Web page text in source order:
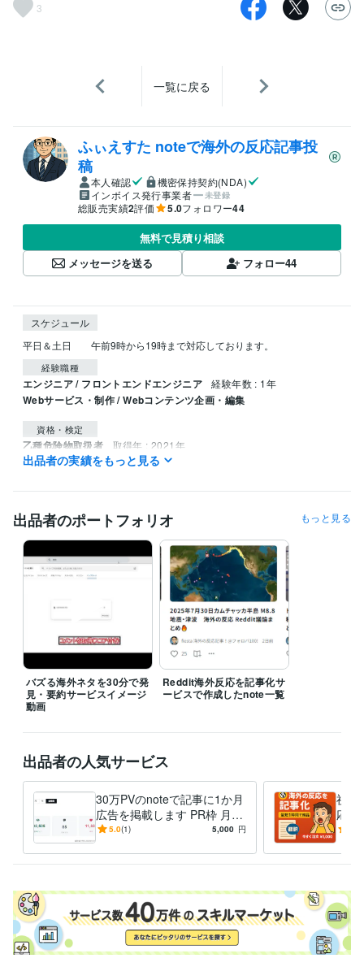
3
一覧に戻る
ふぃえすた noteで海外の反応記事投
稿
本人確認
機密保持契約(NDA)
インボイス発行事業者
未登録
総販売実績2評価 5.0フォロワー44
無料で見積り相談
メッセージを送る
フォロー44
スケジュール
平日＆土日　　午前9時から19時まで対応しております。
経験職種
エンジニア / フロントエンドエンジニア 経験年数 : 1年
Webサービス・制作 / Webコンテンツ企画・編集
資格・検定
乙種危険物取扱者 取得年 : 2021年
C:1年C#:2年C#.NET:2年HTML:1年Java:0年Python:3年SQL:1年
GitHub:1年
得意分野
IT相談・システム開発 スクレイピング
語学力
出品者の実績をもっと見る
出品者のポートフォリオ もっと見る
バズる海外ネタを30分で発
見・要約サービスイメージ
動画
Reddit海外反応を記事化サ
ービスで作成したnote一覧
出品者の人気サービス
30万PVのnoteで記事に1か月
広告を掲載します PR枠 月5,
000円〜（先着制・審査あ
5.0(1) 5,000 円
祝【
応記
を投